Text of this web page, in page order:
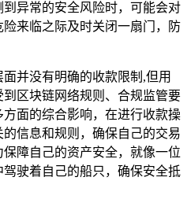
异常的安全风险时，可能会对
来临之际及时关闭一扇门，防
并没有明确的收款限制,但用
区块链网络规则、合规监管要
面的综合影响，在进行收款操
信息和规则，确保自己的交易
障自己的资产安全，就像一位
驶着自己的船只，确保安全抵